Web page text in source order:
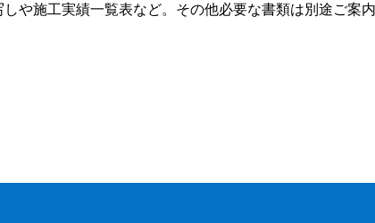
や施工実績一覧表など。その他必要な書類は別途ご案内